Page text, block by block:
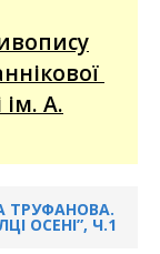
ім. А.
ТРУФАНОВА.
ОСЕНІ”, Ч.1